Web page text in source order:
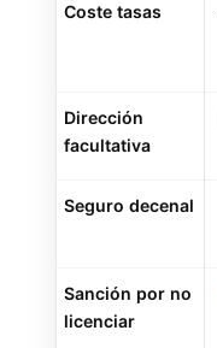
Coste tasas
Dirección
facultativa
Seguro decenal
Sanción por no
licenciar